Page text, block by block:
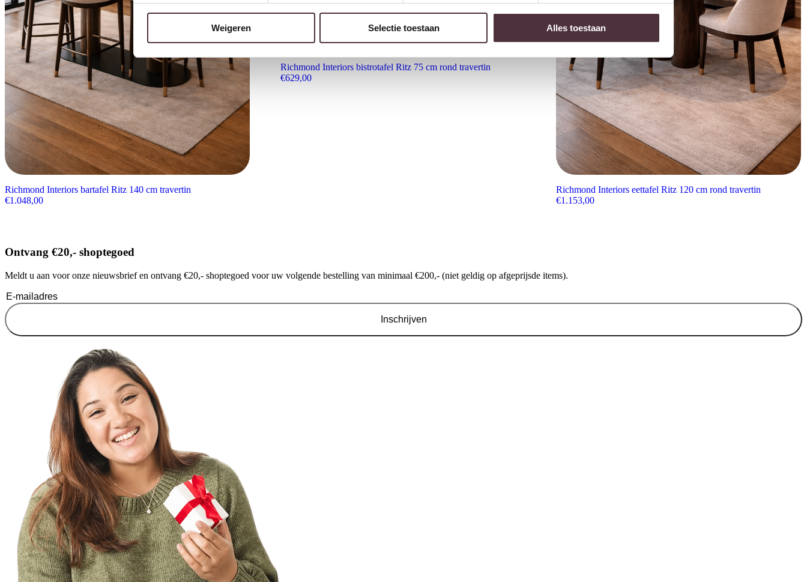
Weigeren Selectie toestaan Alles toestaan
Richmond Interiors bartafel Ritz 140 cm travertin
€1.048,00
Richmond Interiors bistrotafel Ritz 75 cm rond travertin
€629,00
Richmond Interiors eettafel Ritz 120 cm rond travertin
€1.153,00
Ontvang €20,- shoptegoed
Meldt u aan voor onze nieuwsbrief en ontvang €20,- shoptegoed voor uw volgende bestelling van minimaal €200,- (niet geldig op afgeprijsde items).
Inschrijven